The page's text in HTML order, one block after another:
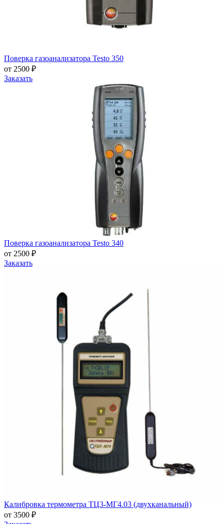
Поверка газоанализатора Testo 350
от 2500 ₽
Заказать
Поверка газоанализатора Testo 340
от 2500 ₽
Заказать
Калибровка термометра ТЦ3-МГ4.03 (двухканальный)
от 3500 ₽